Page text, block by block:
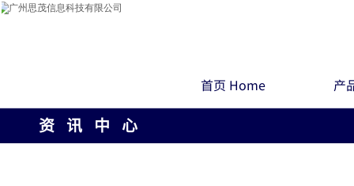
首页 Home 产
资 讯 中 心